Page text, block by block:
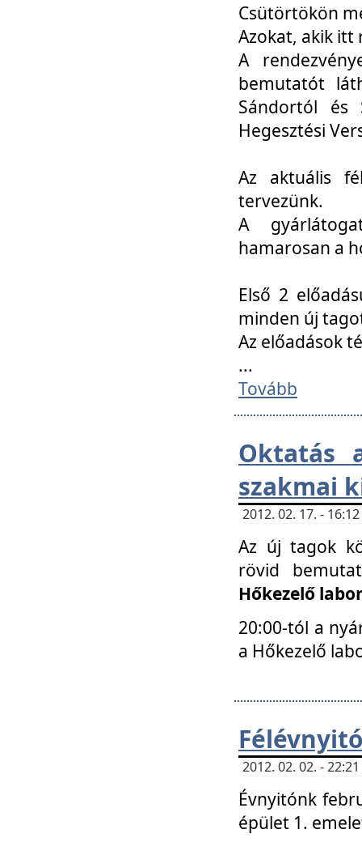
Csütörtökön
Azokat, akik itt
A
bemutatót
Sándortól és
Hegesztési
Az aktuális
tervezünk.
A
hamarosan a
Első 2
minden új
Az előadások
...
Tovább
Oktatás
szakmai
2012. 02. 17. -
Az új tagok
rövid
Hőkezelő
20:00-tól a
a Hőkezelő
2012. 02. 02. -
Évnyitónk
épület 1.